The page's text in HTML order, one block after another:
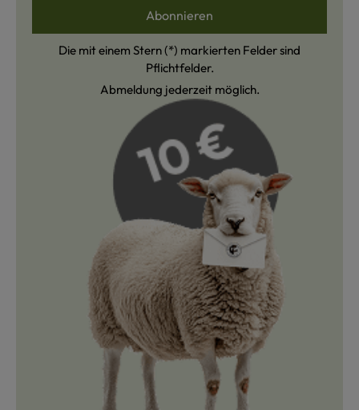
Abonnieren
Die mit einem Stern (*) markierten Felder sind
Pflichtfelder.
Abmeldung jederzeit möglich.